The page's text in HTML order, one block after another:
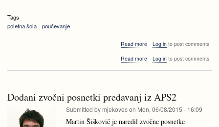
Tags
poletna šola
poučevanje
Read moreabout
in
2015
Log into post comments
Read moreabout
računalništva
2015
Log into post comments
Dodani zvočni posnetki predavanj iz APS2
Submitted by mjekovecon Mon, 06/08/2015 - 16:09
Martin Šiškovič je naredil zvočne posnetke